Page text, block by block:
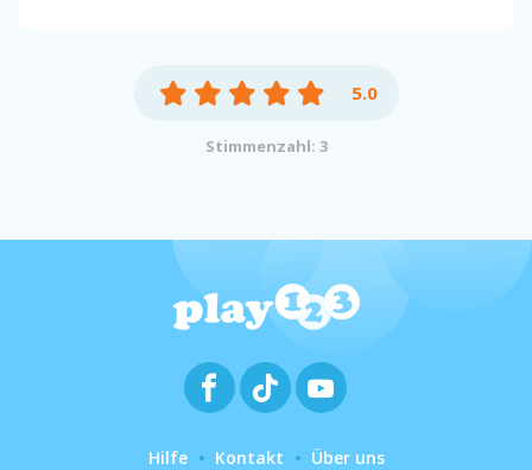
5.0
Stimmenzahl: 3
Hilfe Kontakt Über uns